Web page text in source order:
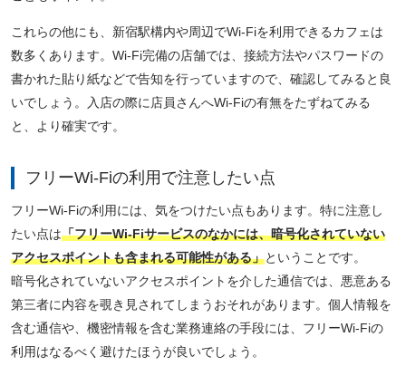
これらの他にも、新宿駅構内や周辺でWi-Fiを利用できるカフェは
数多くあります。Wi-Fi完備の店舗では、接続方法やパスワードの
書かれた貼り紙などで告知を行っていますので、確認してみると良
いでしょう。入店の際に店員さんへWi-Fiの有無をたずねてみる
と、より確実です。
フリーWi-Fiの利用で注意したい点
フリーWi-Fiの利用には、気をつけたい点もあります。特に注意し
たい点は「フリーWi-Fiサービスのなかには、暗号化されていない
アクセスポイントも含まれる可能性がある」ということです。
暗号化されていないアクセスポイントを介した通信では、悪意ある
第三者に内容を覗き見されてしまうおそれがあります。個人情報を
含む通信や、機密情報を含む業務連絡の手段には、フリーWi-Fiの
利用はなるべく避けたほうが良いでしょう。